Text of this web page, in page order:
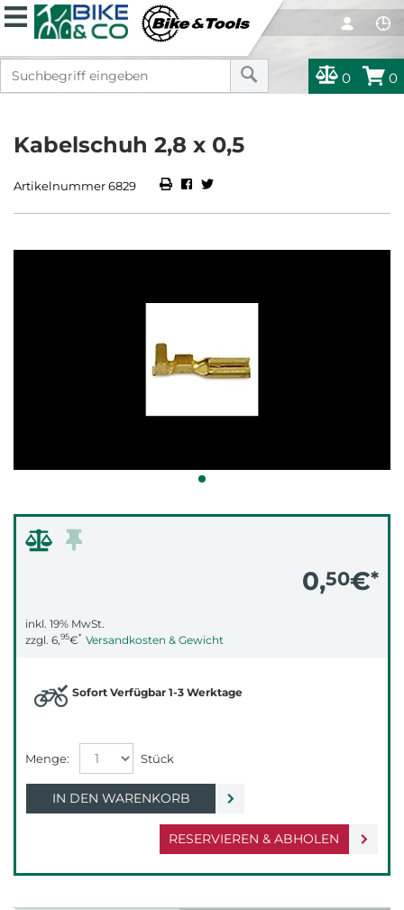
0 0
Kabelschuh 2,8 x 0,5
Artikelnummer 6829
0,50€*
inkl. 19% MwSt.
zzgl. 6,95€* Versandkosten & Gewicht
RESERVIEREN & ABHOLEN
Sofort Verfügbar 1-3 Werktage
IN DEN WARENKORB